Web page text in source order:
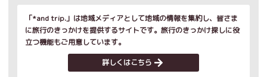
「*and trip.」は地域メディアとして地域の情報を集約し、皆さま
に旅行のきっかけを提供するサイトです。旅行のきっかけ探しに役
立つ機能もご用意しています。
詳しくはこちら